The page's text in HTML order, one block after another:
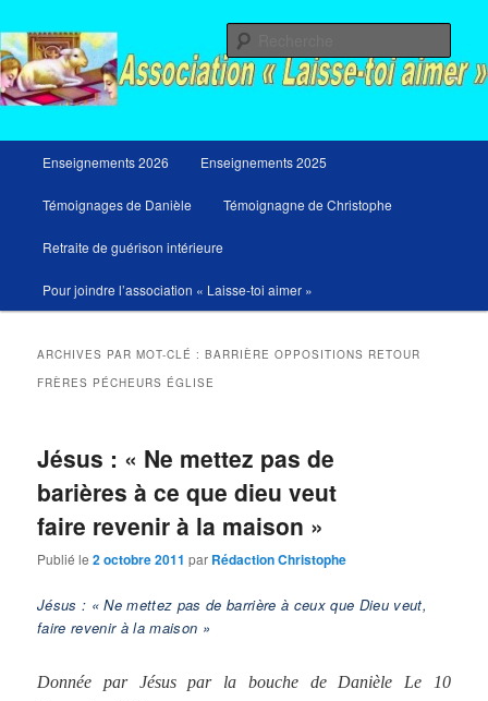
au
contenu
principal
au
contenu
secondaire
principal
Enseignements 2026 Enseignements 2025
Témoignages de Danièle Témoignagne de Christophe
Retraite de guérison intérieure
Pour joindre l’association « Laisse-toi aimer »
ARCHIVES PAR MOT-CLÉ :BARRIÈRE OPPOSITIONS RETOUR
FRÈRES PÉCHEURS ÉGLISE
Jésus : « Ne mettez pas de
barières à ce que dieu veut
faire revenir à la maison »
Publié le2 octobre 2011 par Rédaction Christophe
Jésus : « Ne mettez pas de barrière à ceux que Dieu veut,
faire revenir à la maison »
Donnée par Jésus par la bouche de Danièle Le 10